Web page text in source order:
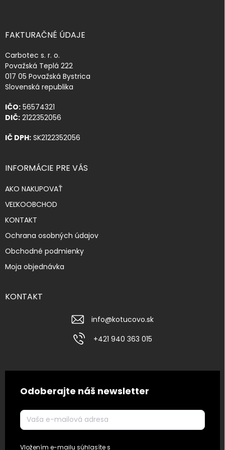
FAKTURAČNÉ ÚDAJE
Carbotec s. r. o.
Považská Teplá 222
017 05 Považská Bystrica
Slovenská republika
IČO: 56574321
DIČ: 2122352056
IČ DPH: SK2122352056
INFORMÁCIE PRE VÁS
AKO NAKUPOVAŤ
VEĽKOOBCHOD
KONTAKT
Ochrana osobných údajov
Obchodné podmienky
Moja objednávka
KONTAKT
info@kotucovo.sk
+421 940 363 015
Odoberajte náš newsletter
Vložením e-mailu súhlasíte s